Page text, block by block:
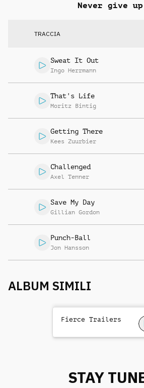
Never give
TRACCIA
Sweat It Out
Ingo Herrmann
That's Life
Moritz Bintig
Getting There
Kees Zuurbier
Challenged
Axel Tenner
Save My Day
Gillian Gordon
Punch-Ball
Jon Hansson
ALBUM SIMILI
Fierce Trailers
STAY